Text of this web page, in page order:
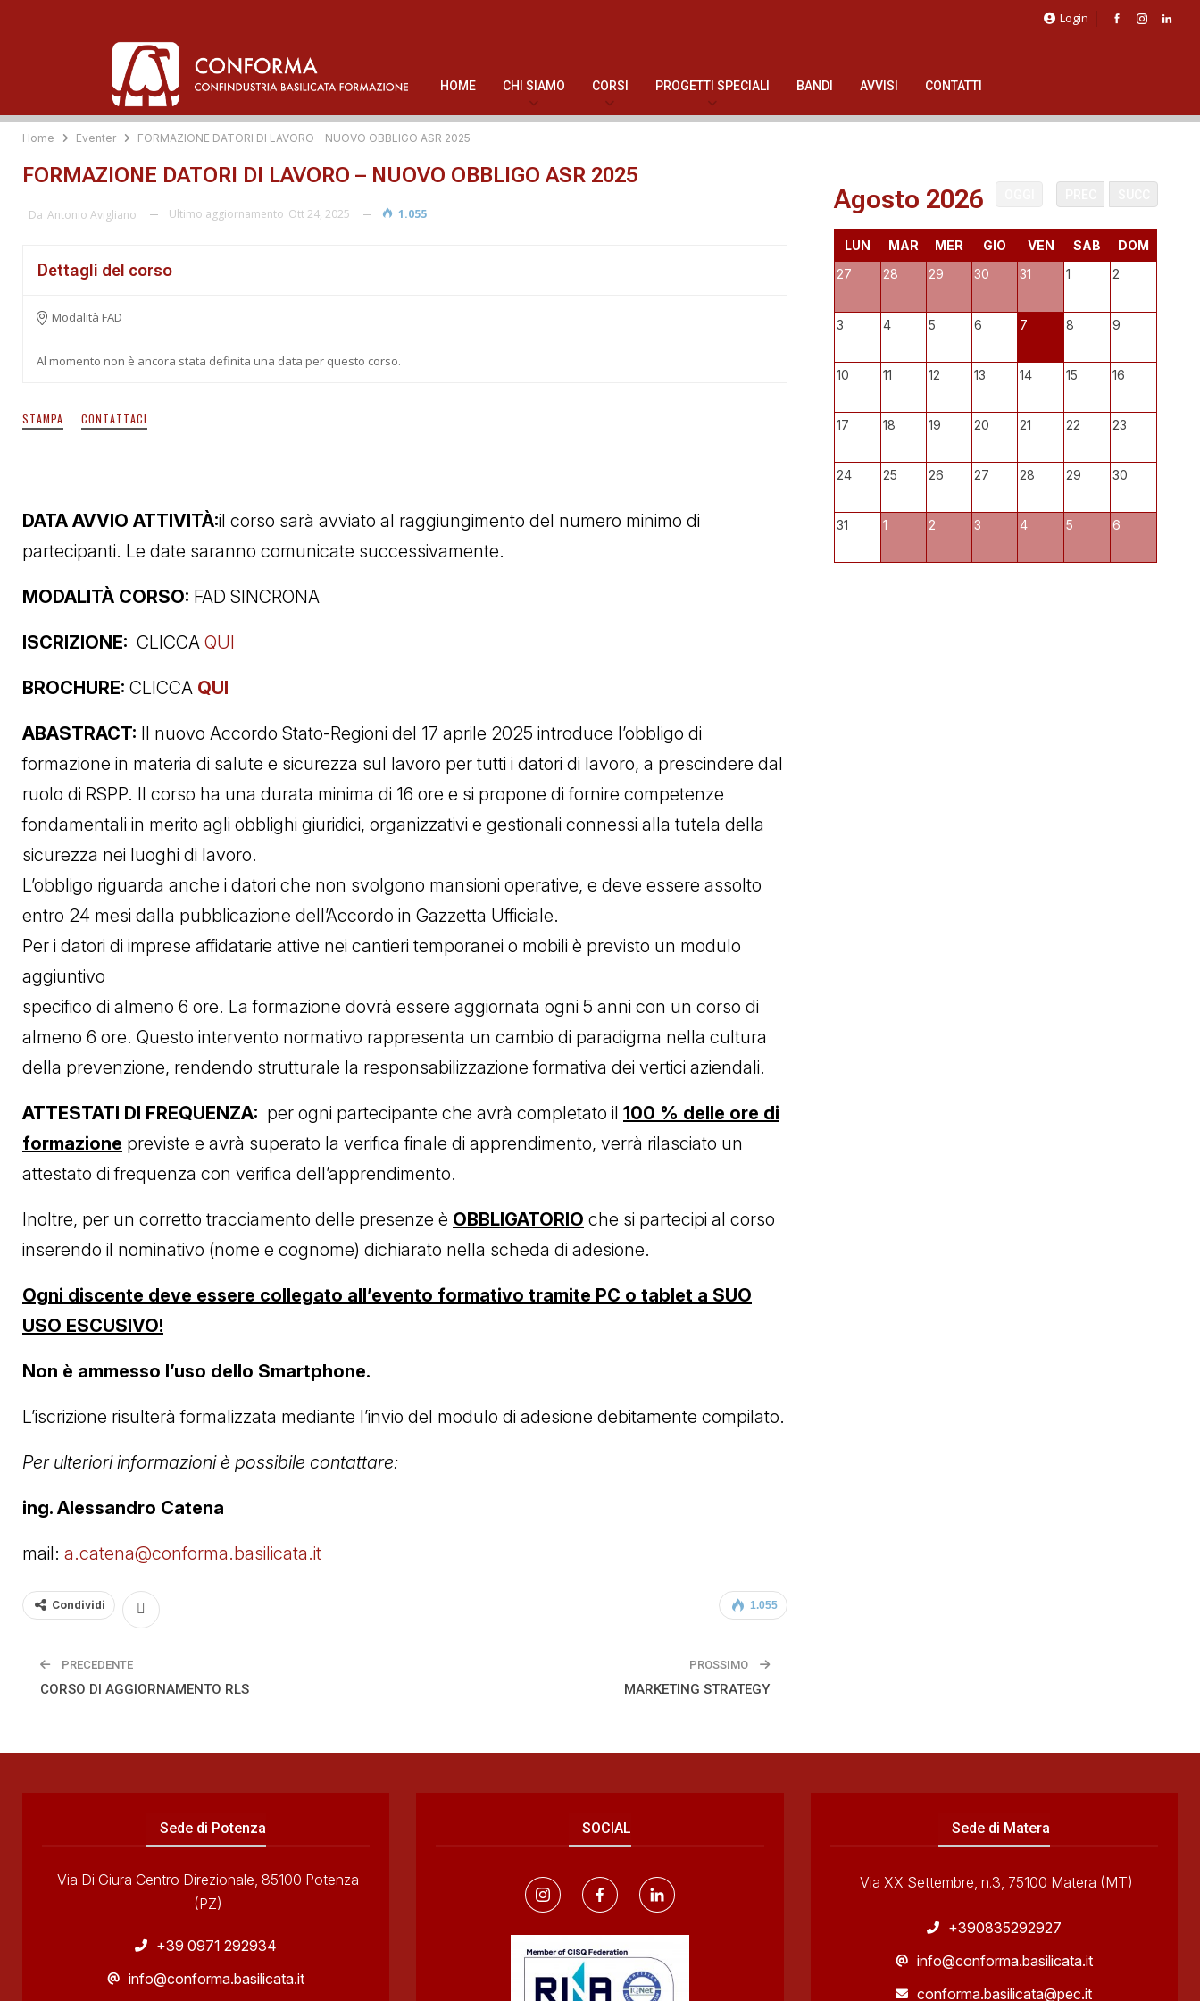
Login
HOME CHI SIAMO CORSI PROGETTI SPECIALI BANDI AVVISI CONTATTI
Home Eventer FORMAZIONE DATORI DI LAVORO – NUOVO OBBLIGO ASR 2025
FORMAZIONE DATORI DI LAVORO – NUOVO OBBLIGO ASR 2025
Da Antonio Avigliano Ultimo aggiornamento Ott 24, 2025 1.055
Dettagli del corso
Modalità FAD
Al momento non è ancora stata definita una data per questo corso.
STAMPA CONTATTACI
DATA AVVIO ATTIVITÀ:il corso sarà avviato al raggiungimento del numero minimo di
partecipanti. Le date saranno comunicate successivamente.
MODALITÀ CORSO: FAD SINCRONA
ISCRIZIONE: CLICCA QUI
BROCHURE: CLICCA QUI
ABASTRACT: Il nuovo Accordo Stato-Regioni del 17 aprile 2025 introduce l’obbligo di
formazione in materia di salute e sicurezza sul lavoro per tutti i datori di lavoro, a prescindere dal
ruolo di RSPP. Il corso ha una durata minima di 16 ore e si propone di fornire competenze
fondamentali in merito agli obblighi giuridici, organizzativi e gestionali connessi alla tutela della
sicurezza nei luoghi di lavoro.
L’obbligo riguarda anche i datori che non svolgono mansioni operative, e deve essere assolto
entro 24 mesi dalla pubblicazione dell’Accordo in Gazzetta Ufficiale.
Per i datori di imprese affidatarie attive nei cantieri temporanei o mobili è previsto un modulo
aggiuntivo
specifico di almeno 6 ore. La formazione dovrà essere aggiornata ogni 5 anni con un corso di
almeno 6 ore. Questo intervento normativo rappresenta un cambio di paradigma nella cultura
della prevenzione, rendendo strutturale la responsabilizzazione formativa dei vertici aziendali.
ATTESTATI DI FREQUENZA: per ogni partecipante che avrà completato il 100 % delle ore di
formazione previste e avrà superato la verifica finale di apprendimento, verrà rilasciato un
attestato di frequenza con verifica dell’apprendimento.
Inoltre, per un corretto tracciamento delle presenze è OBBLIGATORIO che si partecipi al corso
inserendo il nominativo (nome e cognome) dichiarato nella scheda di adesione.
Ogni discente deve essere collegato all’evento formativo tramite PC o tablet a SUO
USO ESCUSIVO!
Non è ammesso l’uso dello Smartphone.
L’iscrizione risulterà formalizzata mediante l’invio del modulo di adesione debitamente compilato.
Per ulteriori informazioni è possibile contattare:
ing. Alessandro Catena
mail: a.catena@conforma.basilicata.it
1.055
Condividi
PRECEDENTE
CORSO DI AGGIORNAMENTO RLS
PROSSIMO
MARKETING STRATEGY
Agosto 2026
LUN MAR MER GIO VEN SAB
DOM
27
28 29 30 31 1 2
3 4 5 6 7 8 9
10 11 12 13 14 15 16
17 18 19 20 21 22 23
24 25 26 27 28 29 30
31 1 2 3 4 5 6
Sede di Potenza
Via Di Giura Centro Direzionale, 85100 Potenza
(PZ)
+39 0971 292934
info@conforma.basilicata.it
SOCIAL Sede di Matera
Via XX Settembre, n.3, 75100 Matera (MT)
+390835292927
info@conforma.basilicata.it
conforma.basilicata@pec.it